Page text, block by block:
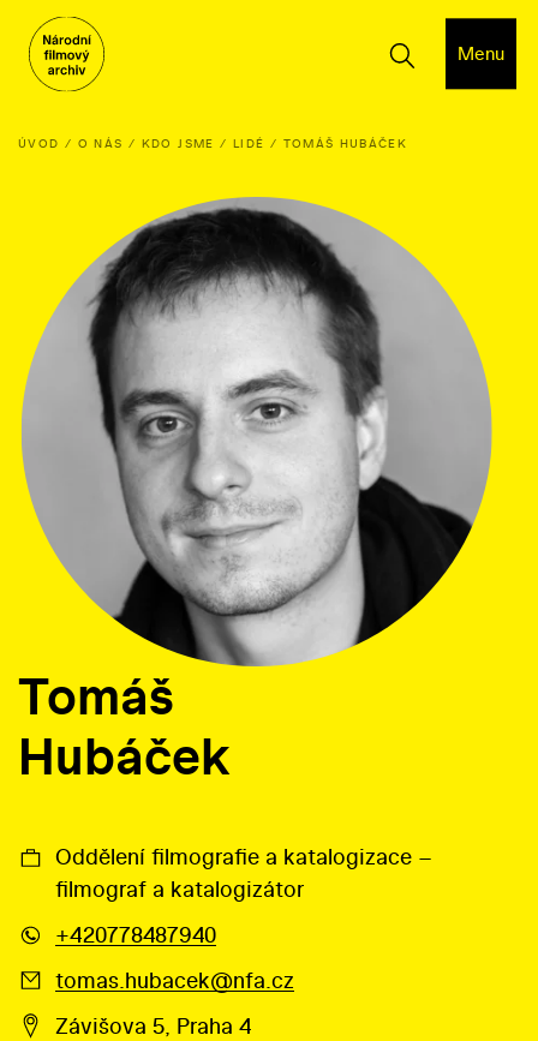
Menu
ÚVOD O NÁS KDO JSME LIDÉ TOMÁŠ HUBÁČEK
Tomáš
Hubáček
Oddělení filmografie a katalogizace –
filmograf a katalogizátor
+420778487940
tomas.hubacek@nfa.cz
Závišova 5, Praha 4